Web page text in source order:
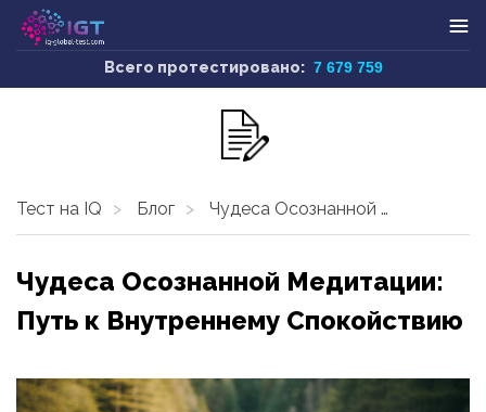
Всего протестировано: 7 679 759
Тест на IQ Блог Чудеса Осознанной Медитации: Путь к Внутреннему Спокойствию
Чудеса Осознанной Медитации:
Путь к Внутреннему Спокойствию